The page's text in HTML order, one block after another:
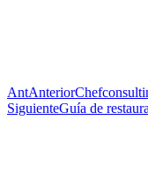
AntAnterior
SiguienteGuía de